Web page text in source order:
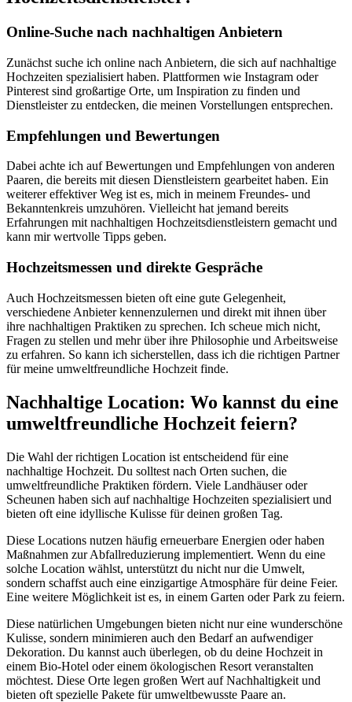
Online-Suche nach nachhaltigen Anbietern
Zunächst suche ich online nach Anbietern, die sich auf nachhaltige
Hochzeiten spezialisiert haben. Plattformen wie Instagram oder
Pinterest sind großartige Orte, um Inspiration zu finden und
Dienstleister zu entdecken, die meinen Vorstellungen entsprechen.
Empfehlungen und Bewertungen
Dabei achte ich auf Bewertungen und Empfehlungen von anderen
Paaren, die bereits mit diesen Dienstleistern gearbeitet haben. Ein
weiterer effektiver Weg ist es, mich in meinem Freundes- und
Bekanntenkreis umzuhören. Vielleicht hat jemand bereits
Erfahrungen mit nachhaltigen Hochzeitsdienstleistern gemacht und
kann mir wertvolle Tipps geben.
Hochzeitsmessen und direkte Gespräche
Auch Hochzeitsmessen bieten oft eine gute Gelegenheit,
verschiedene Anbieter kennenzulernen und direkt mit ihnen über
ihre nachhaltigen Praktiken zu sprechen. Ich scheue mich nicht,
Fragen zu stellen und mehr über ihre Philosophie und Arbeitsweise
zu erfahren. So kann ich sicherstellen, dass ich die richtigen Partner
für meine umweltfreundliche Hochzeit finde.
Nachhaltige Location: Wo kannst du eine
umweltfreundliche Hochzeit feiern?
Die Wahl der richtigen Location ist entscheidend für eine
nachhaltige Hochzeit. Du solltest nach Orten suchen, die
umweltfreundliche Praktiken fördern. Viele Landhäuser oder
Scheunen haben sich auf nachhaltige Hochzeiten spezialisiert und
bieten oft eine idyllische Kulisse für deinen großen Tag.
Diese Locations nutzen häufig erneuerbare Energien oder haben
Maßnahmen zur Abfallreduzierung implementiert. Wenn du eine
solche Location wählst, unterstützt du nicht nur die Umwelt,
sondern schaffst auch eine einzigartige Atmosphäre für deine Feier.
Eine weitere Möglichkeit ist es, in einem Garten oder Park zu feiern.
Diese natürlichen Umgebungen bieten nicht nur eine wunderschöne
Kulisse, sondern minimieren auch den Bedarf an aufwendiger
Dekoration. Du kannst auch überlegen, ob du deine Hochzeit in
einem Bio-Hotel oder einem ökologischen Resort veranstalten
möchtest. Diese Orte legen großen Wert auf Nachhaltigkeit und
bieten oft spezielle Pakete für umweltbewusste Paare an.